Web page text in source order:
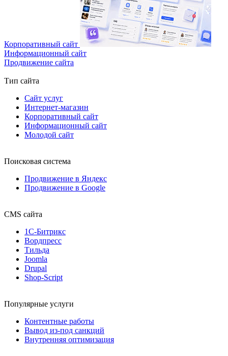
Корпоративный сайт
Информационный сайт
Продвижение сайта
Тип сайта
Сайт услуг
Интернет-магазин
Корпоративный сайт
Информационный сайт
Молодой сайт
Поисковая система
Продвижение в Яндекс
Продвижение в Google
CMS сайта
1С-Битрикс
Вордпресс
Тильда
Joomla
Drupal
Shop-Script
Популярные услуги
Контентные работы
Вывод из-под санкций
Внутренняя оптимизация